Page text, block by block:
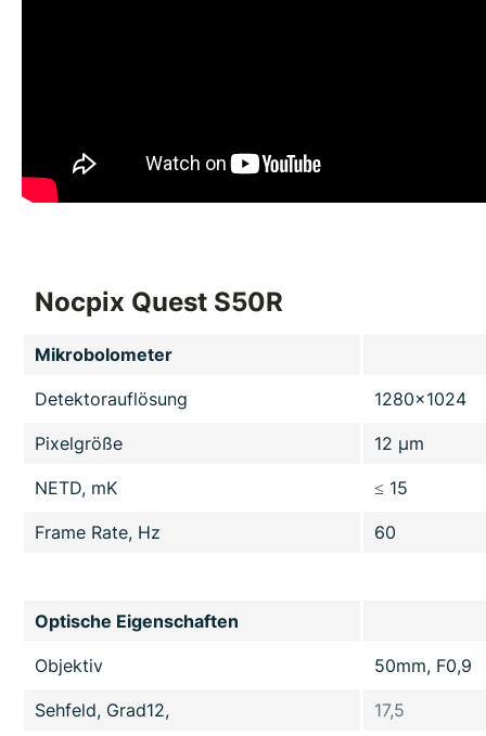
Nocpix Quest S50R
Mikrobolometer
Detektorauflösung
Pixelgröße 12 µm
NETD, mK ≤ 15
Frame Rate, Hz 60
Optische Eigenschaften
Objektiv 50mm, F0,9
Sehfeld, Grad12, 17,5